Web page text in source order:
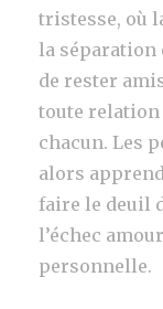
tristesse, où
la séparation
de rester
toute relation
chacun. Les
alors
faire le deuil
l’échec
personnelle.